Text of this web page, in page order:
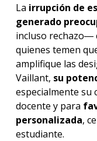
La irrupción de
generado
incluso rechazo―
quienes temen
amplifique las
Vaillant, su
especialmente su
docente y para
personalizada,
estudiante.